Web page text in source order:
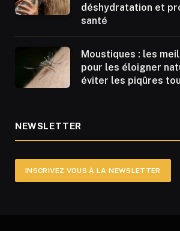
déshydratation et
santé
Moustiques : les
pour les éloigner
éviter les piqûres
NEWSLETTER
INSCRIVEZ VOUS À LA NEWSLETTER